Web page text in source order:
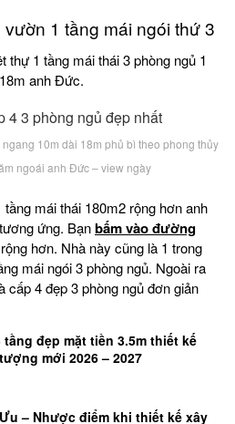
1 tầng mái ngói thứ 3
thự 1 tầng mái thái 3 phòng ngủ 1
anh Đức.
10m dài 18m phủ bì theo phong thủy
ngoái anh Đức – view ngày
mái thái 180m2 rộng hơn anh
ứng. Bạnbấm vào đường
hơn. Nhà này cũng là 1 trong
mái ngói 3 phòng ngủ. Ngoài ra
cấp 4 đẹp 3 phòng ngủ đơn giản
tầng đẹp mặt tiền 3.5m thiết kế
mới 2026 – 2027
– Nhược điểm khi thiết kế xây